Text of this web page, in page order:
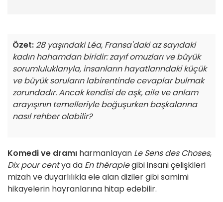
Özet: 28 yaşındaki Léa, Fransa'daki az sayıdaki
kadın hahamdan biridir: zayıf omuzları ve büyük
sorumluluklarıyla, insanların hayatlarındaki küçük
ve büyük soruların labirentinde cevaplar bulmak
zorundadır. Ancak kendisi de aşk, aile ve anlam
arayışının temelleriyle boğuşurken başkalarına
nasıl rehber olabilir?
Komedi ve dramı harmanlayan Le Sens des Choses,
Dix pour centya da En thérapiegibi insani çelişkileri
mizah ve duyarlılıkla ele alan diziler gibi samimi
hikayelerin hayranlarına hitap edebilir.